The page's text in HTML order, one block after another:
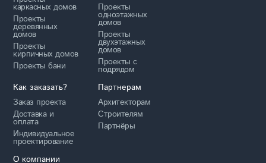
каркасных домов
Проекты
деревянных
домов
Проекты
кирпичных домов
Проекты бани
Проекты
одноэтажных
домов
Проекты
двухэтажных
домов
Проекты с
подрядом
Как заказать?
Заказ проекта
Доставка и
оплата
Индивидуальное
проектирование
Партнерам
Архитекторам
Строителям
Партнёры
О компании